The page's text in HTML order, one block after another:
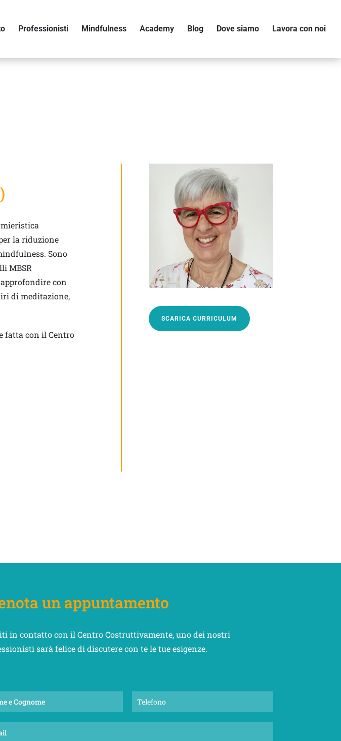
Professionisti Mindfulness Academy Blog Dove siamo Lavora con noi
la riduzione
Sono
MBSR
con
di meditazione,
fatta con il Centro
SCARICA CURRICULUM
un appuntamento
in contatto con il Centro Costruttivamente, uno dei nostri
sarà felice di discutere con te le tue esigenze.